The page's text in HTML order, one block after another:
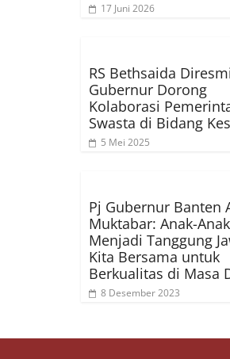
17 Juni 2026
RS Bethsaida
Gubernur Dorong
Kolaborasi
Swasta di Bidang
5 Mei 2025
Pj Gubernur Banten
Muktabar: Anak-Anak
Menjadi Tanggung
Kita Bersama untuk
Berkualitas di Masa
8 Desember 2023